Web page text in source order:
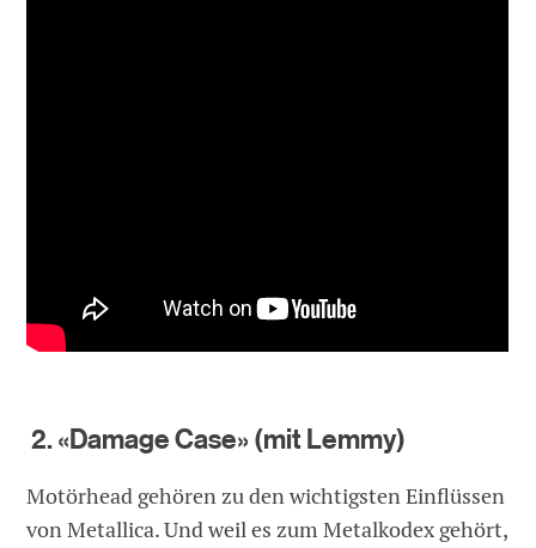
2. «Damage Case» (mit Lemmy)
Motörhead gehören zu den wichtigsten Einflüssen
von Metallica. Und weil es zum Metalkodex gehört,